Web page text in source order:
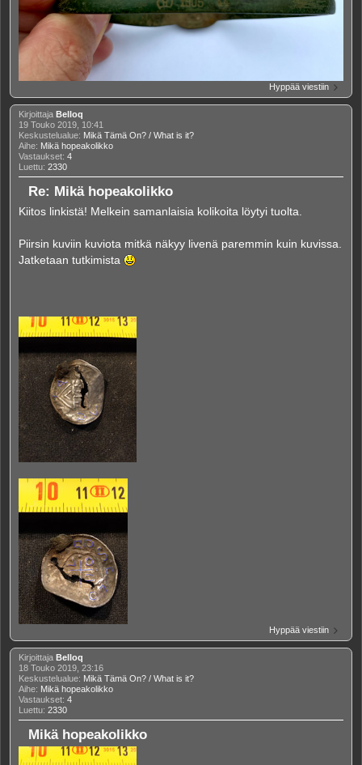
Hyppää viestiin
Kirjoittaja Belloq
19 Touko 2019, 10:41
Keskustelualue: Mikä Tämä On? / What is it?
Aihe: Mikä hopeakolikko
Vastaukset: 4
Luettu: 2330
Re: Mikä hopeakolikko
Kiitos linkistä! Melkein samanlaisia kolikoita löytyi tuolta.
Piirsin kuviin kuviota mitkä näkyy livenä paremmin kuin kuvissa.
Jatketaan tutkimista
Hyppää viestiin
Kirjoittaja Belloq
18 Touko 2019, 23:16
Keskustelualue: Mikä Tämä On? / What is it?
Aihe: Mikä hopeakolikko
Vastaukset: 4
Luettu: 2330
Mikä hopeakolikko